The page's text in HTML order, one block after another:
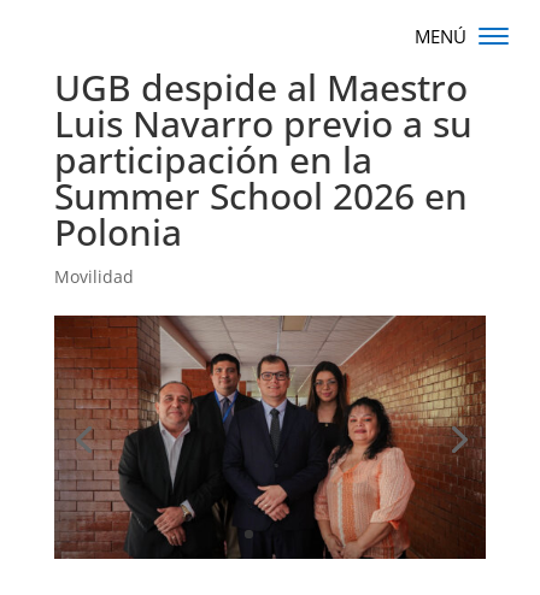
UGB despide al Maestro
Luis Navarro previo a su
participación en la
Summer School 2026 en
Polonia
Movilidad